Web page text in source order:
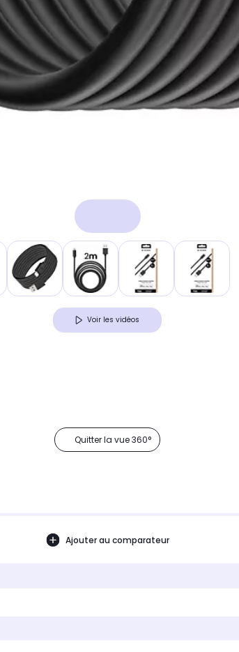
Voir les vidéos
Quitter la vue 360°
Ajouter au comparateur